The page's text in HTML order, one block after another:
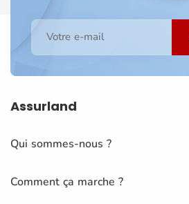
Votre e-mail
Assurland
Qui sommes-nous ?
Comment ça marche ?